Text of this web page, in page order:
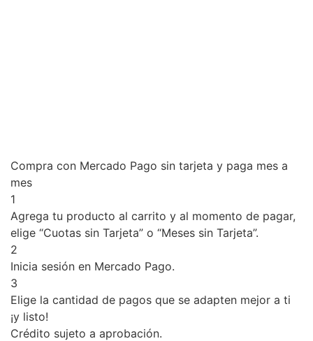
Compra con Mercado Pago sin tarjeta y paga mes a
mes
1
Agrega tu producto al carrito y al momento de pagar,
elige “Cuotas sin Tarjeta” o “Meses sin Tarjeta”.
2
Inicia sesión en Mercado Pago.
3
Elige la cantidad de pagos que se adapten mejor a ti
¡y listo!
Crédito sujeto a aprobación.